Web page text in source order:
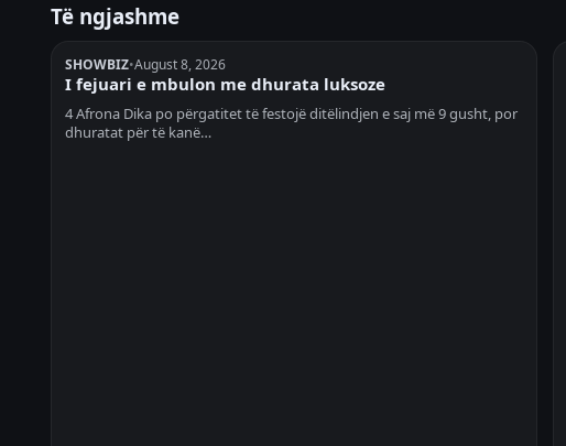
Të ngjashme
SHOWBIZ•August 8, 2026
I fejuari e mbulon me dhurata luksoze
4 Afrona Dika po përgatitet të festojë ditëlindjen e saj më 9 gusht, por
dhuratat për të kanë…